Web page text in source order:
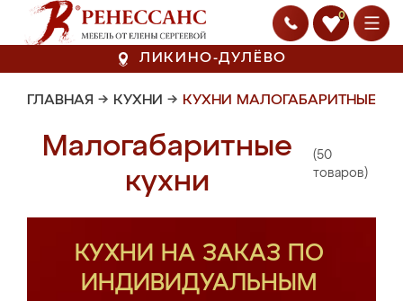
0
ЛИКИНО-ДУЛЁВО
ГЛАВНАЯ → КУХНИ → КУХНИ МАЛОГАБАРИТНЫЕ
Малогабаритные
кухни
(50
товаров)
КУХНИ НА ЗАКАЗ ПО
ИНДИВИДУАЛЬНЫМ